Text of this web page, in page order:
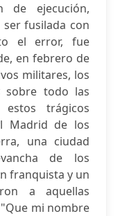
de ejecución,
fusilada con
el error, fue
en febrero de
militares, los
sobre todo las
trágicos
Madrid de los
una ciudad
de los
franquista y un
a aquellas
mi nombre